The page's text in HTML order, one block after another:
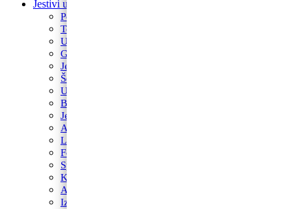
Jestivi ukrasi za torte
Posipi
Toperi
Ukrasi za torte
Glazure i preljevi
Jestive pokrivke
Šečerne mase fondant
Ukrasi od marcipana
Boja za kolače
Jestivi flomasteri
Acetatna folija
Lollipop Štapići
Fontane i prskalice
Sprejevi za slastice
Kutije za torte
Alati za pečenje
Izrezivači i nastavci